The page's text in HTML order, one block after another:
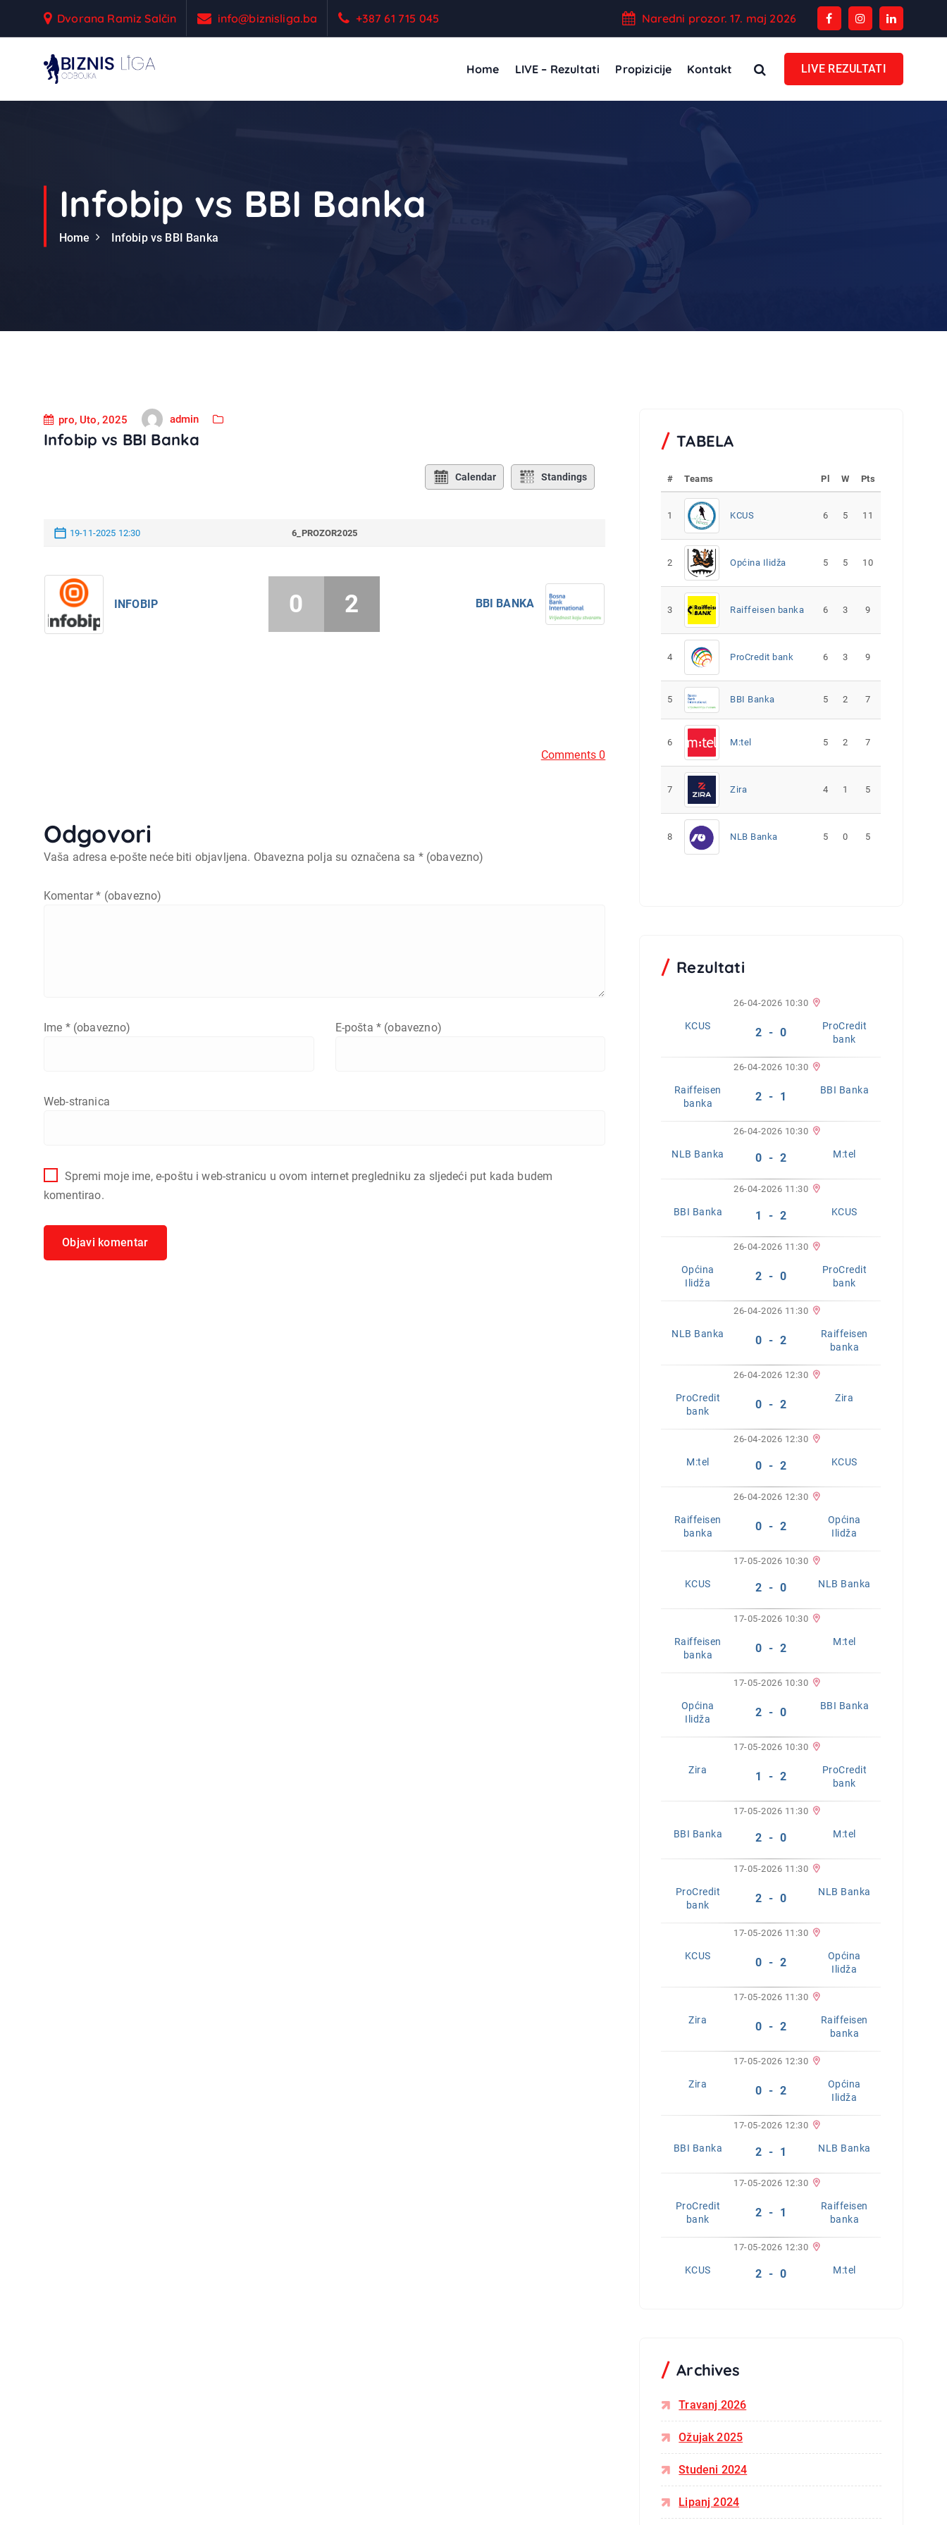
Dvorana Ramiz Salčin info@biznisliga.ba +387 61 715 045 Naredni prozor. 17. maj 2026
Home LIVE – Rezultati Propizicije Kontakt LIVE REZULTATI
Infobip vs BBI Banka
Home Infobip vs BBI Banka
pro, Uto, 2025 admin
Infobip vs BBI Banka
Calendar Standings
19-11-2025 12:30 6_PROZOR2025
INFOBIP BBI BANKA
0 2
Comments 0
Odgovori
Vaša adresa e-pošte neće biti objavljena. Obavezna polja su označena sa * (obavezno)
Komentar* (obavezno)
Ime * (obavezno) E-pošta * (obavezno)
Web-stranica
Spremi moje ime, e-poštu i web-stranicu u ovom internet pregledniku za sljedeći put kada budem
komentirao.
TABELA
# Teams Pl W Pts
1 KCUS 6 5 11
2 Općina Ilidža 5 5 10
3 Raiffeisen banka 6 3 9
4 ProCredit bank 6 3 9
5 BBI Banka 5 2 7
6 M:tel 5 2 7
7 Zira 4 1 5
8 NLB Banka 5 0 5
Rezultati
26-04-2026 10:30
KCUS 2 - 0
ProCredit
bank
26-04-2026 10:30
Raiffeisen
banka
2 - 1 BBI Banka
26-04-2026 10:30
NLB Banka 0 - 2 M:tel
26-04-2026 11:30
BBI Banka 1 - 2 KCUS
26-04-2026 11:30
Općina
Ilidža
2 - 0
ProCredit
bank
26-04-2026 11:30
NLB Banka 0 - 2
Raiffeisen
banka
26-04-2026 12:30
ProCredit
bank
0 - 2 Zira
26-04-2026 12:30
M:tel 0 - 2 KCUS
26-04-2026 12:30
Raiffeisen
banka
0 - 2
Općina
Ilidža
17-05-2026 10:30
KCUS 2 - 0 NLB Banka
17-05-2026 10:30
Raiffeisen
banka
0 - 2 M:tel
17-05-2026 10:30
Općina
Ilidža
2 - 0 BBI Banka
17-05-2026 10:30
Zira 1 - 2
ProCredit
bank
17-05-2026 11:30
BBI Banka 2 - 0 M:tel
17-05-2026 11:30
ProCredit
bank
2 - 0 NLB Banka
17-05-2026 11:30
KCUS 0 - 2
Općina
Ilidža
17-05-2026 11:30
Zira 0 - 2
Raiffeisen
banka
17-05-2026 12:30
Zira 0 - 2
Općina
Ilidža
17-05-2026 12:30
BBI Banka 2 - 1 NLB Banka
17-05-2026 12:30
ProCredit
bank
2 - 1
Raiffeisen
banka
17-05-2026 12:30
KCUS 2 - 0 M:tel
Archives
Travanj 2026
Ožujak 2025
Studeni 2024
Lipanj 2024